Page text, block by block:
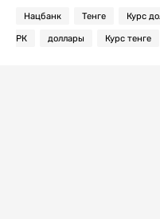
Нацбанк Тенге Курс
РК доллары Курс тенге